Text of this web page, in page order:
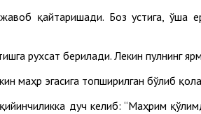
қайтаришади. Боз устига, ўша
рухсат берилади. Лекин пулнинг
маҳр эгасига топширилган бўлиб
дуч келиб: “Маҳрим